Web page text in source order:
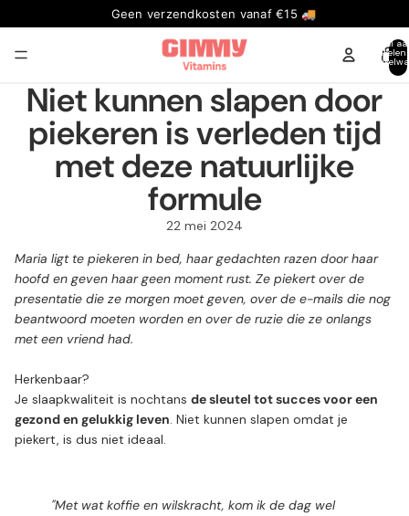
Geen verzendkosten vanaf €15 🚚
Totaal
Niet kunnen slapen door
piekeren is verleden tijd
met deze natuurlijke
formule
22 mei 2024
Maria ligt te piekeren in bed, haar gedachten razen door haar
hoofd en geven haar geen moment rust. Ze piekert over de
presentatie die ze morgen moet geven, over de e-mails die nog
beantwoord moeten worden en over de ruzie die ze onlangs
met een vriend had.
Herkenbaar?
Je slaapkwaliteit is nochtans de sleutel tot succes voor een
gezond en gelukkig leven. Niet kunnen slapen omdat je
piekert, is dus niet ideaal.
"Met wat koffie en wilskracht, kom ik de dag wel